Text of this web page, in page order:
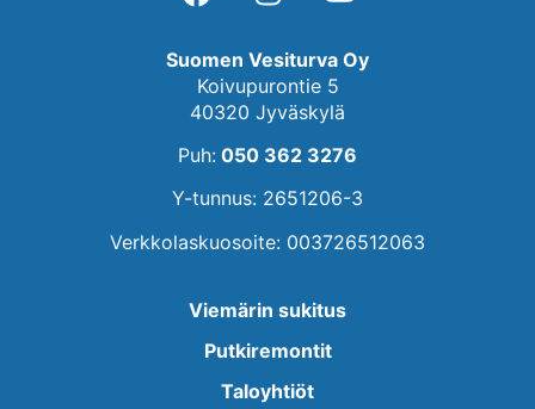
Suomen Vesiturva Oy
Koivupurontie 5
40320 Jyväskylä
Puh: 050 362 3276
Y-tunnus: 2651206-3
Verkkolaskuosoite: 003726512063
Viemärin sukitus
Putkiremontit
Taloyhtiöt